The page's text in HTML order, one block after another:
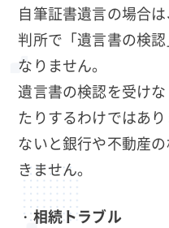
自筆証書遺言の場合
判所で「遺言書の検
なりません。
遺言書の検認を受け
たりするわけではあ
ないと銀行や不動産
きません。
・相続トラブル